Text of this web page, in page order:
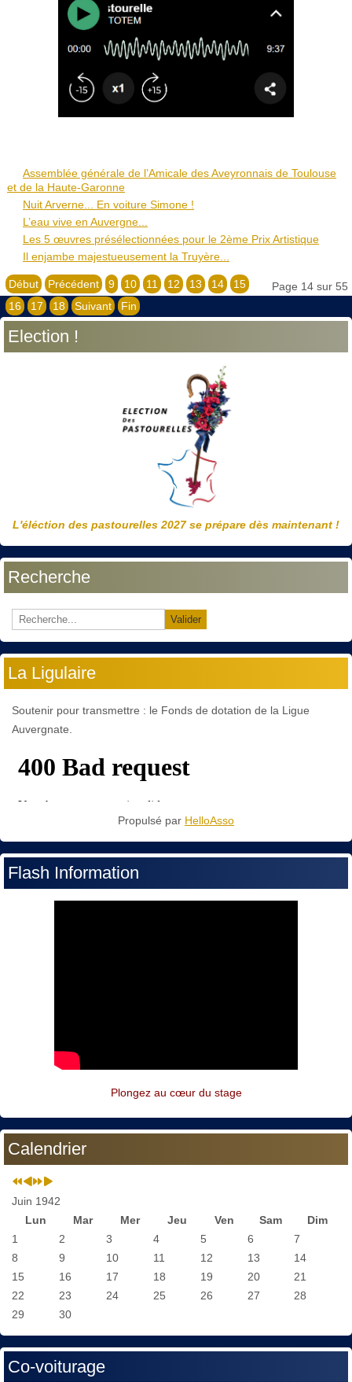
Assemblée générale de l’Amicale des Aveyronnais de Toulouse
et de la Haute-Garonne
Nuit Arverne... En voiture Simone !
L’eau vive en Auvergne...
Les 5 œuvres présélectionnées pour le 2ème Prix Artistique
Il enjambe majestueusement la Truyère...
Page 14 sur 55
Début Précédent 9 10 11 12 13 14
15
16
17 18 Suivant Fin
Election !
L'éléction des pastourelles 2027 se prépare dès maintenant !
Recherche
Valider
La Ligulaire
Soutenir pour transmettre : le Fonds de dotation de la Ligue
Auvergnate.
Propulsé par HelloAsso
Flash Information
Plongez au cœur du stage
Calendrier
Juin 1942
Lun
Mar Mer Jeu Ven Sam
Dim
1
2 3 4 5 6
7
8
9 10 11 12 13
14
15
16 17 18 19 20
21
22
23 24 25 26 27
28
29
30
Co-voiturage